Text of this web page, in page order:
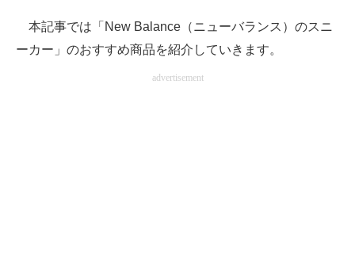
ビジネスと働き方のヒント
本記事では「New Balance（ニューバランス）のスニ
ーカー」のおすすめ商品を紹介していきます。
advertisement